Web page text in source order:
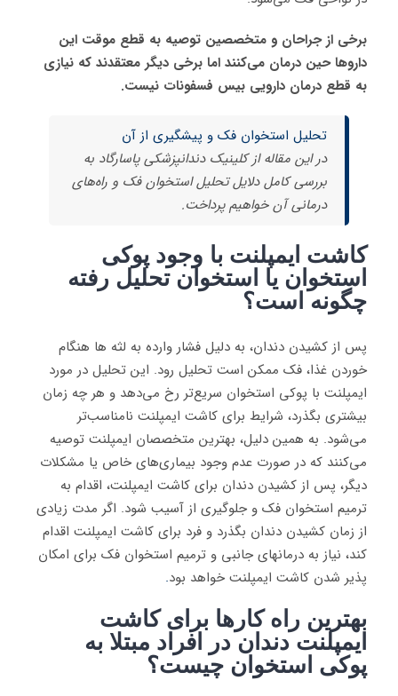
برخی از جراحان و متخصصین توصیه به قطع موقت این
داروها حین درمان می‌کنند اما برخی دیگر معتقدند که نیازی
به قطع درمان دارویی بیس فسفونات نیست.
تحلیل استخوان فک و پیشگیری از آن
در این مقاله از کلینیک دندانپزشکی پاسارگاد به
بررسی کامل دلایل تحلیل استخوان فک و راه‌های
درمانی آن خواهیم پرداخت.
کاشت ایمپلنت با وجود پوکی
استخوان یا استخوان تحلیل رفته
چگونه است؟
پس از کشیدن دندان، به دلیل فشار وارده به لثه ها هنگام
خوردن غذا، فک ممکن است تحلیل رود. این تحلیل در مورد
ایمپلنت با پوکی استخوان سریع‌تر رخ می‌دهد و هر چه زمان
بیشتری بگذرد، شرایط برای کاشت ایمپلنت نامناسب‌تر
می‌شود. به همین دلیل، بهترین متخصصان ایمپلنت توصیه
می‌کنند که در صورت عدم وجود بیماری‌های خاص یا مشکلات
دیگر، پس از کشیدن دندان برای کاشت ایمپلنت، اقدام به
ترمیم استخوان فک و جلوگیری از آسیب شود. اگر مدت زیادی
از زمان کشیدن دندان بگذرد و فرد برای کاشت ایمپلنت اقدام
کند، نیاز به درمانهای جانبی و ترمیم استخوان فک برای امکان
پذیر شدن کاشت ایمپلنت خواهد بود.
بهترین راه کارها برای کاشت
ایمپلنت دندان در افراد مبتلا به
پوکی استخوان چیست؟